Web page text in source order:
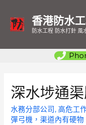
香港防水
防水工程 防水打針 風
深水埗通
水務分部公司 ,高危工
彈弓機，渠道內有硬